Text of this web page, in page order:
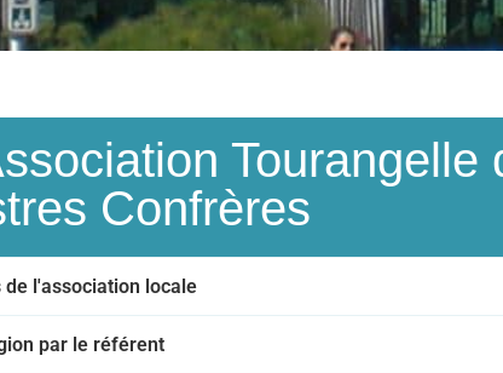
Confrères
l'association locale
par le référent